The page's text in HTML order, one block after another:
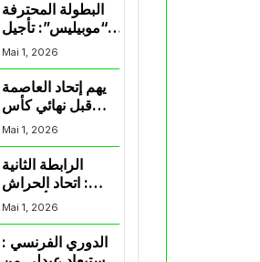
البطولة المحترفة
“موبيليس”: تأجيل
مباراة إتحاد
العاصمة وأتلتيك
بارادو
Mai 1, 2026
يهم إتحاد العاصمة
قبل نهائي كأس
اكاف : الزمالك
يسقط بثلاثية أمام
Mai 1, 2026
الرابطة الثانية
: اتحاد الحراش
يحسم التأهل إلى
“البلاي أوف”
Mai 1, 2026
الدوري الفرنسي :